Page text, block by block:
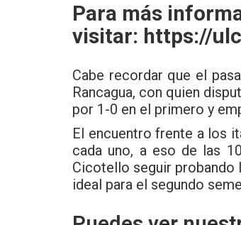
Para más
visitar: https://
Cabe recordar que el
Rancagua, con quien
por 1-0 en el primero y
El encuentro frente a los
cada uno, a eso de las
Cicotello seguir probando
ideal para el segundo